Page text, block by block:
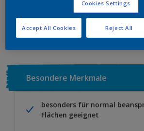
Zu Projekt hinzufügen EINEN
Besondere Merkmale
besonders für normal
Flächen geeignet
Cookies Settings
Reject All
Accept All Cookies